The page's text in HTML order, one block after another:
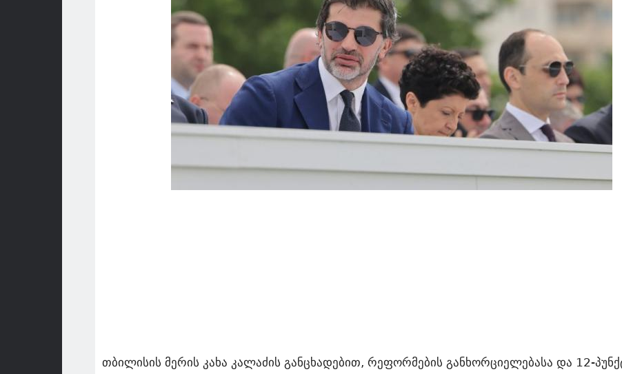
თბილისის მერის კახა კალაძის განცხადებით, რეფორმების განხორციელებასა და 12-